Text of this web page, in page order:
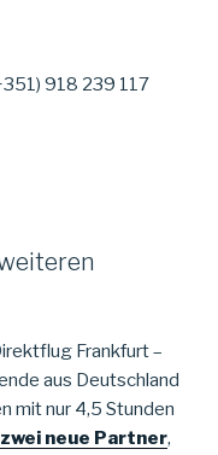
918 239 117
Frankfurt –
aus Deutschland
mit nur 4,5 Stunden
zwei neue Partner,